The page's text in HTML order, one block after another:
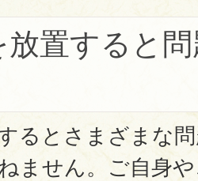
放置すると
るとさまざまな
ません。ご自身